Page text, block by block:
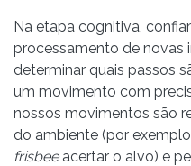
Na etapa cognitiva,
processamento de novas
determinar quais passos
um movimento com
nossos movimentos são
do ambiente (por
frisbee acertar o alvo) e